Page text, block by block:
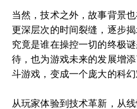
当然，技术之外，故事背景
更深层次的时间裂缝，逐步
究竟是谁在操控一切的终极
待，也为游戏未来的发展增
斗游戏，变成一个庞大的科幻
从玩家体验到技术革新，从